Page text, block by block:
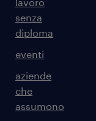
lavoro
senza
diploma
eventi
aziende
che
assumono